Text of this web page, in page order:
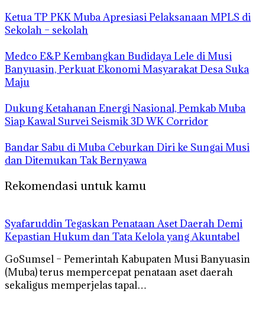
Ketua TP PKK Muba Apresiasi Pelaksanaan MPLS di
Sekolah – sekolah
Medco E&P Kembangkan Budidaya Lele di Musi
Banyuasin, Perkuat Ekonomi Masyarakat Desa Suka
Maju
Dukung Ketahanan Energi Nasional, Pemkab Muba
Siap Kawal Survei Seismik 3D WK Corridor
Bandar Sabu di Muba Ceburkan Diri ke Sungai Musi
dan Ditemukan Tak Bernyawa
Rekomendasi untuk kamu
Syafaruddin Tegaskan Penataan Aset Daerah Demi
Kepastian Hukum dan Tata Kelola yang Akuntabel
GoSumsel – Pemerintah Kabupaten Musi Banyuasin
(Muba) terus mempercepat penataan aset daerah
sekaligus memperjelas tapal…